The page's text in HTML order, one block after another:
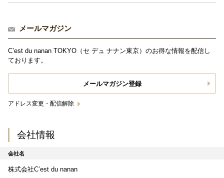
メールマガジン
C’est du nanan TOKYO（セ デュ ナナン東京）のお得な情報を配信し
ております。
メールマガジン登録
アドレス変更・配信解除
会社情報
会社名
株式会社C’est du nanan